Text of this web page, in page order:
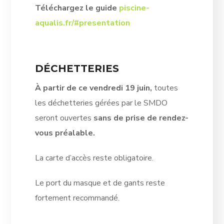
Téléchargez le guide piscine-
aqualis.fr/#presentation
DÉCHETTERIES
À partir de ce vendredi 19 juin, toutes
les déchetteries gérées par le SMDO
seront ouvertes sans de prise de rendez-
vous préalable.
La carte d’accès reste obligatoire.
Le port du masque et de gants reste
fortement recommandé.